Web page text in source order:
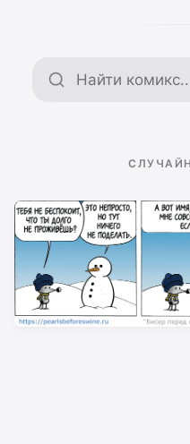
Поиск по архиву